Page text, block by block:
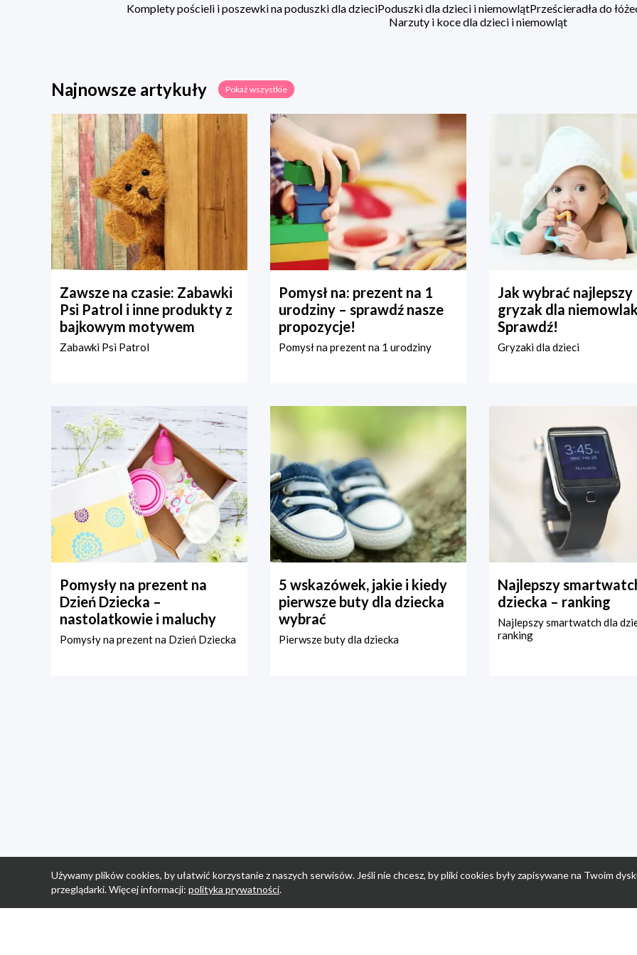
Komplety pościeli i poszewki na poduszki dla dzieciPoduszki dla dzieci i niemowlątPrześcieradła do
Narzuty i koce dla dzieci i niemowląt
Najnowsze artykuły Pokaż wszystkie
Zawsze na czasie: Zabawki
Psi Patrol i inne produkty z
bajkowym motywem
Zabawki Psi Patrol
Pomysł na: prezent na 1
urodziny – sprawdź nasze
propozycje!
Pomysł na prezent na 1 urodziny
Jak wybrać najlepszy
gryzak dla
Sprawdź!
Gryzaki dla dzieci
Pomysły na prezent na
Dzień Dziecka –
nastolatkowie i maluchy
Pomysły na prezent na Dzień Dziecka
5 wskazówek, jakie i kiedy
pierwsze buty dla dziecka
wybrać
Pierwsze buty dla dziecka
Najlepszy
dziecka – ranking
Najlepszy smartwatch dla
ranking
Używamy plików cookies, by ułatwić korzystanie z naszych serwisów. Jeśli nie chcesz, by pliki cookies były zapisywane na Twoim
przeglądarki. Więcej informacji: polityka prywatności.